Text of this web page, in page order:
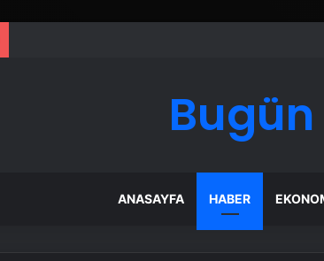
ANASAYFA HABER